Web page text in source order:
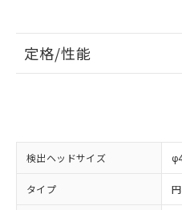
定格/性能
検出ヘッドサイズ
タイプ